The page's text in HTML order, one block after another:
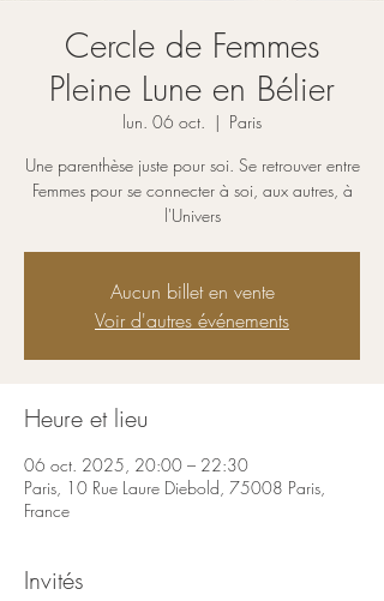
Cercle de Femmes
Pleine Lune en Bélier
lun. 06 oct.
  |
Paris
Une parenthèse juste pour soi. Se retrouver entre
Femmes pour se connecter à soi, aux autres, à
l'Univers
Aucun billet en vente
Voir d'autres événements
Heure et lieu
06 oct. 2025, 20:00 – 22:30
Paris, 10 Rue Laure Diebold, 75008 Paris,
France
Invités